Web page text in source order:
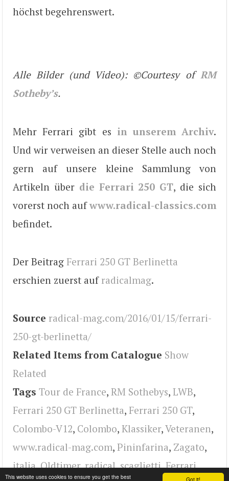
Got it!
This website uses cookies to ensure you get the best
höchst begehrenswert.
Alle Bilder (und Video): ©Courtesy of RM
Sotheby’s.
Mehr Ferrari gibt es in unserem Archiv.
Und wir verweisen an dieser Stelle auch noch
gern auf unsere kleine Sammlung von
Artikeln über die Ferrari 250 GT, die sich
vorerst noch aufwww.radical-classics.com
befindet.
Der Beitrag Ferrari 250 GT Berlinetta
erschien zuerst auf radicalmag.
Source radical-mag.com/2016/01/15/ferrari-
250-gt-berlinetta/
Related Items from Catalogue Show
Related
Tags Tour de France, RM Sothebys, LWB,
Ferrari 250 GT Berlinetta, Ferrari 250 GT,
Colombo-V12, Colombo, Klassiker,Veteranen,
www.radical-mag.com, Pininfarina, Zagato,
italia,Oldtimer,radical,scaglietti,Ferrari